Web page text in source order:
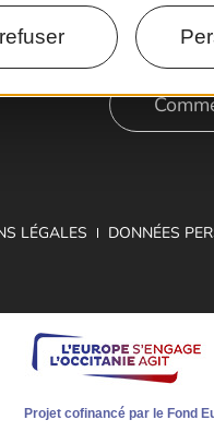
LÉGALES DONNÉES
Projet cofinancé par le Fond